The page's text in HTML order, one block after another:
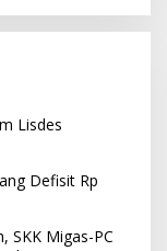
Lisdes
Defisit Rp
SKK Migas-PC